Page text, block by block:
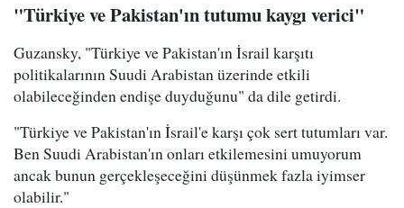
"Türkiye ve Pakistan'ın tutumu kaygı verici"
Guzansky, "Türkiye ve Pakistan'ın İsrail karşıtı
politikalarının Suudi Arabistan üzerinde etkili
olabileceğinden endişe duyduğunu" da dile getirdi.
"Türkiye ve Pakistan'ın İsrail'e karşı çok sert tutumları var.
Ben Suudi Arabistan'ın onları etkilemesini umuyorum
ancak bunun gerçekleşeceğini düşünmek fazla iyimser
olabilir."